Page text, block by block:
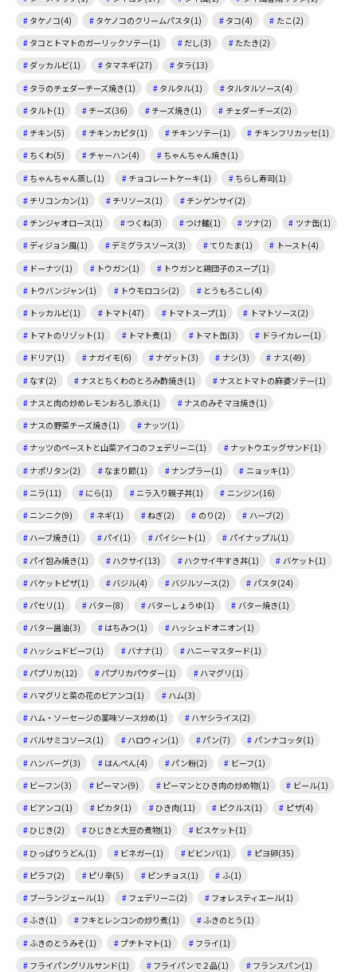
タケノコ(4)
タケノコのクリームパスタ(1) タコ(4)
たこ(2)
タコとトマトのガーリックソテー(1)
だし(3)
たたき(2)
ダッカルビ(1)
タマネギ(27)
タラ(13)
タラのチェダーチーズ焼き(1)
タルタル(1)
タルタルソース(4)
タルト(1)
チーズ(36) チーズ焼き(1)
チェダーチーズ(2)
チキン(5)
チキンカピタ(1) チキンソテー(1)
チキンフリカッセ(1)
ちくわ(5)
チャーハン(4)
ちゃんちゃん焼き(1)
ちゃんちゃん蒸し(1)
チョコレートケーキ(1)
ちらし寿司(1)
チリコンカン(1)
チリソース(1)
チンゲンサイ(2)
チンジャオロース(1)
つくね(3) つけ麺(1) ツナ(2)
ツナ缶(1)
ディジョン風(1)
デミグラスソース(3) てりたま(1)
トースト(4)
ドーナツ(1)
トウガン(1)
トウガンと鶏団子のスープ(1)
トウバンジャン(1)
トウモロコシ(2)
とうもろこし(4)
トッカルビ(1)
トマト(47) トマトスープ(1)
トマトソース(2)
トマトのリゾット(1)
トマト煮(1) トマト缶(3)
ドライカレー(1)
ドリア(1)
ナガイモ(6) ナゲット(3) ナシ(3)
ナス(49)
なす(2)
ナスとちくわのとろみ酢焼き(1)
ナスとトマトの麻婆ソテー(1)
ナスと肉の炒めレモンおろし添え(1)
ナスのみそマヨ焼き(1)
ナスの野菜チーズ焼き(1)
ナッツ(1)
ナッツのペーストと山菜アイコのフェデリーニ(1)
ナットウエッグサンド(1)
ナポリタン(2)
なまり節(1) ナンプラー(1)
ニョッキ(1)
ニラ(11)
にら(1) ニラ入り親子丼(1)
ニンジン(16)
ニンニク(9)
ネギ(1) ねぎ(2) のり(2)
ハーブ(2)
ハーブ焼き(1)
パイ(1) パイシート(1)
パイナップル(1)
パイ包み焼き(1)
ハクサイ(13) ハクサイ牛すき丼(1)
バケット(1)
バケットピザ(1)
バジル(4) バジルソース(2)
パスタ(24)
パセリ(1)
バター(8) バターしょうゆ(1)
バター焼き(1)
バター醤油(3)
はちみつ(1)
ハッシュドオニオン(1)
ハッシュドビーフ(1)
バナナ(1)
ハニーマスタード(1)
パプリカ(12)
パプリカパウダー(1)
ハマグリ(1)
ハマグリと菜の花のビアンコ(1)
ハム(3)
ハム・ソーセージの薬味ソース炒め(1)
ハヤシライス(2)
バルサミコソース(1)
ハロウィン(1) パン(7)
パンナコッタ(1)
ハンバーグ(3)
はんぺん(4) パン粉(2)
ビーフ(1)
ビーフン(3)
ピーマン(9) ピーマンとひき肉の炒め物(1)
ビール(1)
ビアンコ(1)
ピカタ(1) ひき肉(11) ピクルス(1)
ピザ(4)
ひじき(2)
ひじきと大豆の煮物(1)
ビスケット(1)
ひっぱりうどん(1)
ビネガー(1) ビビンバ(1)
ピヨ卵(35)
ピラフ(2)
ピリ辛(5) ピンチョス(1)
ふ(1)
ブーランジェール(1)
フェデリーニ(2)
フォレスティエール(1)
ふき(1)
フキとレンコンの炒り煮(1)
ふきのとう(1)
ふきのとうみそ(1)
プチトマト(1)
フライ(1)
フライパングリルサンド(1)
フライパンで２品(1)
フランスパン(1)